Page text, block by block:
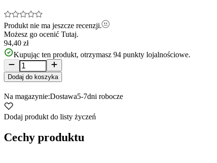
Produkt nie ma jeszcze recenzji.
Możesz go ocenić Tutaj.
94,40 zł
Kupując ten produkt, otrzymasz 94 punkty lojalnościowe.
Dodaj do koszyka
Na magazynie:Dostawa5-7dni robocze
Dodaj produkt do listy życzeń
Cechy produktu